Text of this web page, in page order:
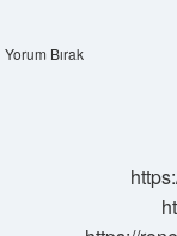
Yorum Bırak